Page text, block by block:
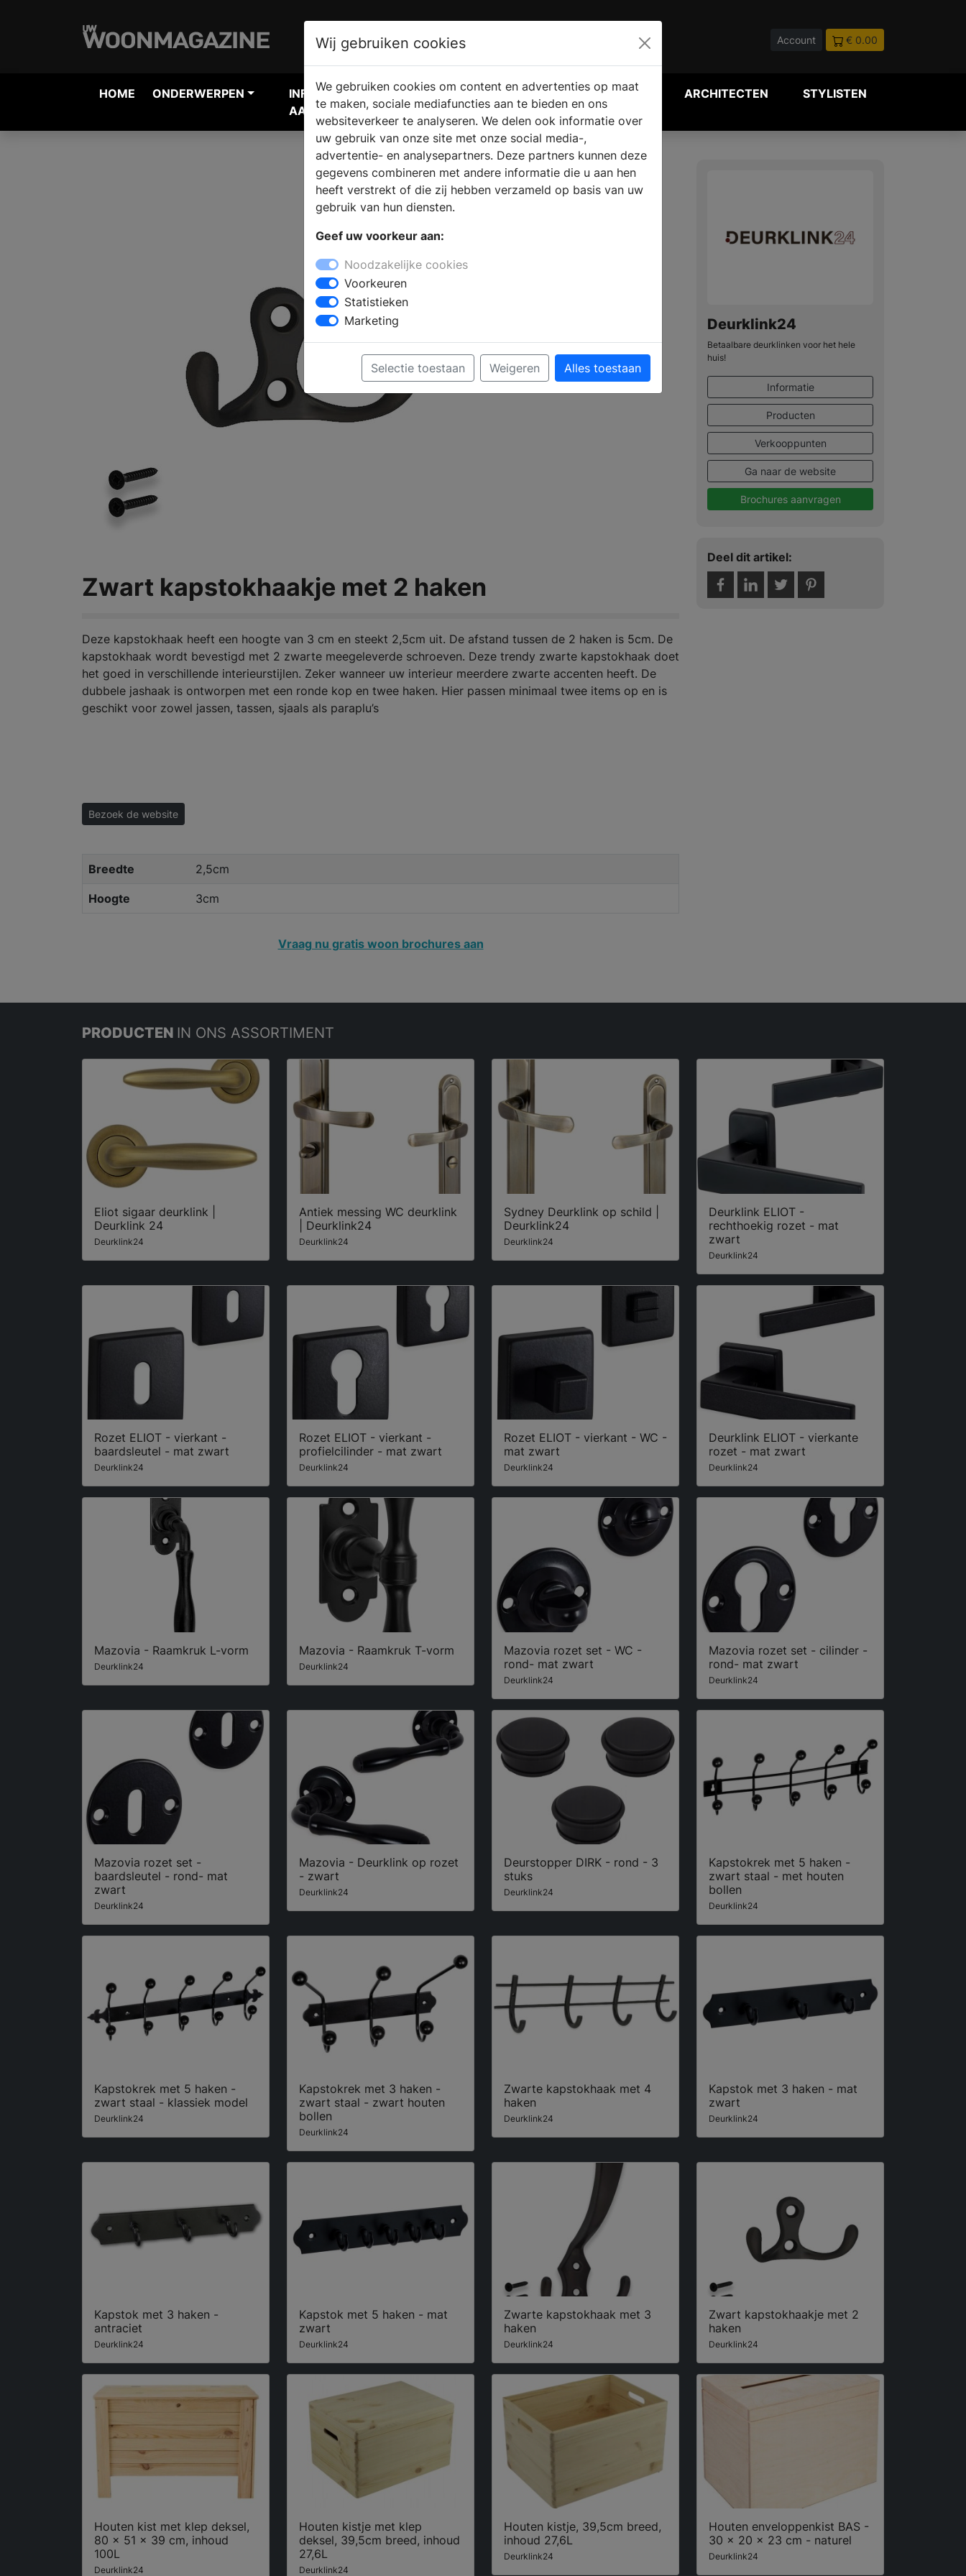
Account € 0.00
HOME ONDERWERPEN
INFORMATIE
AANVRAGEN
VERKOOPLOCATIE
VINDEN
WEBSHOP ARCHITECTEN STYLISTEN
Zwart kapstokhaakje met 2 haken
Deze kapstokhaak heeft een hoogte van 3 cm en steekt 2,5cm uit. De afstand tussen de 2 haken is 5cm. De
kapstokhaak wordt bevestigd met 2 zwarte meegeleverde schroeven. Deze trendy zwarte kapstokhaak doet
het goed in verschillende interieurstijlen. Zeker wanneer uw interieur meerdere zwarte accenten heeft. De
dubbele jashaak is ontworpen met een ronde kop en twee haken. Hier passen minimaal twee items op en is
geschikt voor zowel jassen, tassen, sjaals als paraplu’s
Bezoek de website
Breedte 2,5cm
Hoogte 3cm
Vraag nu gratis woon brochures aan
Deurklink24
Betaalbare deurklinken voor het hele
huis!
Informatie
Producten
Verkooppunten
Ga naar de website
Brochures aanvragen
Deel dit artikel:
PRODUCTEN IN ONS ASSORTIMENT
Eliot sigaar deurklink |
Deurklink 24
Deurklink24
Antiek messing WC deurklink
| Deurklink24
Deurklink24
Sydney Deurklink op schild |
Deurklink24
Deurklink24
Deurklink ELIOT -
rechthoekig rozet - mat
zwart
Deurklink24
Rozet ELIOT - vierkant -
baardsleutel - mat zwart
Deurklink24
Rozet ELIOT - vierkant -
profielcilinder - mat zwart
Deurklink24
Rozet ELIOT - vierkant - WC -
mat zwart
Deurklink24
Deurklink ELIOT - vierkante
rozet - mat zwart
Deurklink24
Mazovia - Raamkruk L-vorm
Deurklink24
Mazovia - Raamkruk T-vorm
Deurklink24
Mazovia rozet set - WC -
rond- mat zwart
Deurklink24
Mazovia rozet set - cilinder -
rond- mat zwart
Deurklink24
Mazovia rozet set -
baardsleutel - rond- mat
zwart
Deurklink24
Mazovia - Deurklink op rozet
- zwart
Deurklink24
Deurstopper DIRK - rond - 3
stuks
Deurklink24
Kapstokrek met 5 haken -
zwart staal - met houten
bollen
Deurklink24
Kapstokrek met 5 haken -
zwart staal - klassiek model
Deurklink24
Kapstokrek met 3 haken -
zwart staal - zwart houten
bollen
Deurklink24
Zwarte kapstokhaak met 4
haken
Deurklink24
Kapstok met 3 haken - mat
zwart
Deurklink24
Kapstok met 3 haken -
antraciet
Deurklink24
Kapstok met 5 haken - mat
zwart
Deurklink24
Zwarte kapstokhaak met 3
haken
Deurklink24
Zwart kapstokhaakje met 2
haken
Deurklink24
Houten kist met klep deksel,
80 x 51 x 39 cm, inhoud
100L
Deurklink24
Houten kistje met klep
deksel, 39,5cm breed, inhoud
27,6L
Deurklink24
Houten kistje, 39,5cm breed,
inhoud 27,6L
Deurklink24
Houten enveloppenkist BAS -
30 x 20 x 23 cm - naturel
Deurklink24
Wij gebruiken cookies
We gebruiken cookies om content en advertenties op maat
te maken, sociale mediafuncties aan te bieden en ons
websiteverkeer te analyseren. We delen ook informatie over
uw gebruik van onze site met onze social media-,
advertentie- en analysepartners. Deze partners kunnen deze
gegevens combineren met andere informatie die u aan hen
heeft verstrekt of die zij hebben verzameld op basis van uw
gebruik van hun diensten.
Geef uw voorkeur aan:
Noodzakelijke cookies
Voorkeuren
Statistieken
Marketing
Selectie toestaan Weigeren Alles toestaan